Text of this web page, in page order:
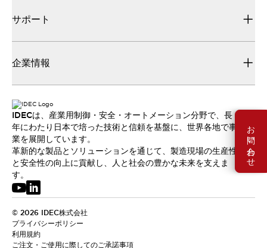
お問い合わせ
サポート
企業情報
IDECは、産業用制御・安全・オートメーション分野で、長
年にわたり日本で培った技術と信頼を基盤に、世界各地で事
業を展開しています。
革新的な製品とソリューションを通じて、製造現場の生産性
と安全性の向上に貢献し、人と社会の豊かな未来を支えま
す。
© 2026 IDEC株式会社
プライバシーポリシー
利用規約
ご注文・ご使用に際してのご承諾事項